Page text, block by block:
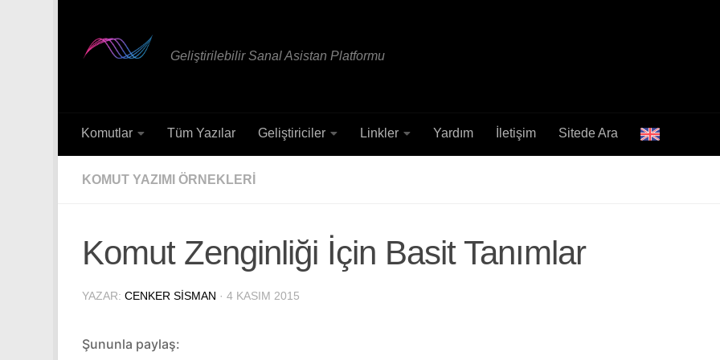
Geliştirilebilir Sanal Asistan Platformu
Komutlar Tüm Yazılar Geliştiriciler Linkler Yardım İletişim Sitede Ara
KOMUT YAZIMI ÖRNEKLERI
Komut Zenginliği İçin Basit Tanımlar
YAZAR: CENKER SISMAN · 4 KASIM 2015
Şununla paylaş: